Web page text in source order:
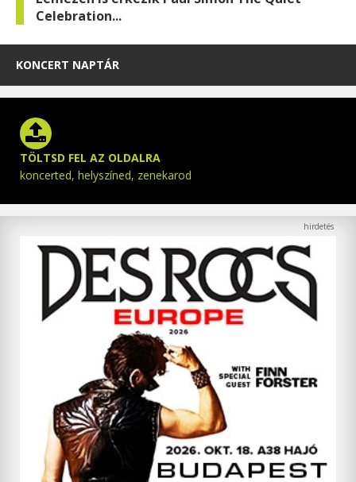
Celebration...
KONCERT NAPTÁR
TÖLTSD FEL AZ OLDALRA
koncerted, helyszíned, zenekarod